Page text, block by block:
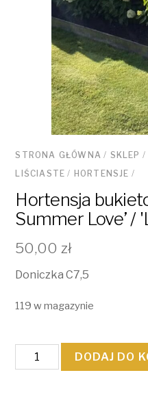
STRONA GŁÓWNA / SKLEP /
LIŚCIASTE / HORTENSJE /
Hortensja
Summer Love’ /
50,00 zł
Doniczka C7,5
119 w magazynie
ilość
Hortensja
DODAJ DO